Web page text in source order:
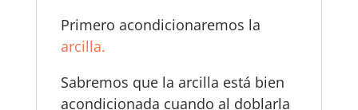
Primero acondicionaremos la
arcilla.
Sabremos que la arcilla está bien
acondicionada cuando al doblarla